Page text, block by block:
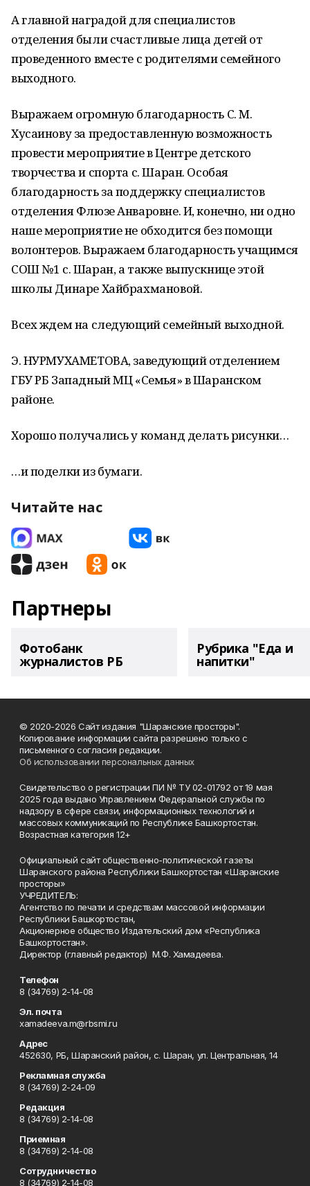
А главной наградой для специалистов
отделения были счастливые лица детей от
проведенного вместе с родителями семейного
выходного.
Выражаем огромную благодарность С. М.
Хусаинову за предоставленную возможность
провести мероприятие в Центре детского
творчества и спорта с. Шаран. Особая
благодарность за поддержку специалистов
отделения Флюзе Анваровне. И, конечно, ни одно
наше мероприятие не обходится без помощи
волонтеров. Выражаем благодарность учащимся
СОШ №1 с. Шаран, а также выпускнице этой
школы Динаре Хайбрахмановой.
Всех ждем на следующий семейный выходной.
Э. НУРМУХАМЕТОВА, заведующий отделением
ГБУ РБ Западный МЦ «Семья» в Шаранском
районе.
Хорошо получались у команд делать рисунки…
…и поделки из бумаги.
Читайте нас
Партнеры
Фотобанк
журналистов РБ
Рубрика "Еда и
напитки"
© 2020-2026 Сайт издания "Шаранские просторы".
Копирование информации сайта разрешено только с
письменного согласия редакции.
Об использовании персональных данных
Свидетельство о регистрации ПИ № ТУ 02-01792 от 19 мая
2025 года выдано Управлением Федеральной службы по
надзору в сфере связи, информационных технологий и
массовых коммуникаций по Республике Башкортостан.
Возрастная категория 12+
Официальный сайт общественно-политической газеты
Шаранского района Республики Башкортостан «Шаранские
просторы»
УЧРЕДИТЕЛЬ:
Агентство по печати и средствам массовой информации
Республики Башкортостан,
Акционерное общество Издательский дом «Республика
Башкортостан».
Директор (главный редактор) М.Ф. Хамадеева.
Телефон
8 (34769) 2-14-08
Эл. почта
xamadeeva.m@rbsmi.ru
Адрес
452630, РБ, Шаранский район, с. Шаран, ул. Центральная, 14
Рекламная служба
8 (34769) 2-24-09
Редакция
8 (34769) 2-14-08
Приемная
8 (34769) 2-14-08
Сотрудничество
8 (34769) 2-14-08